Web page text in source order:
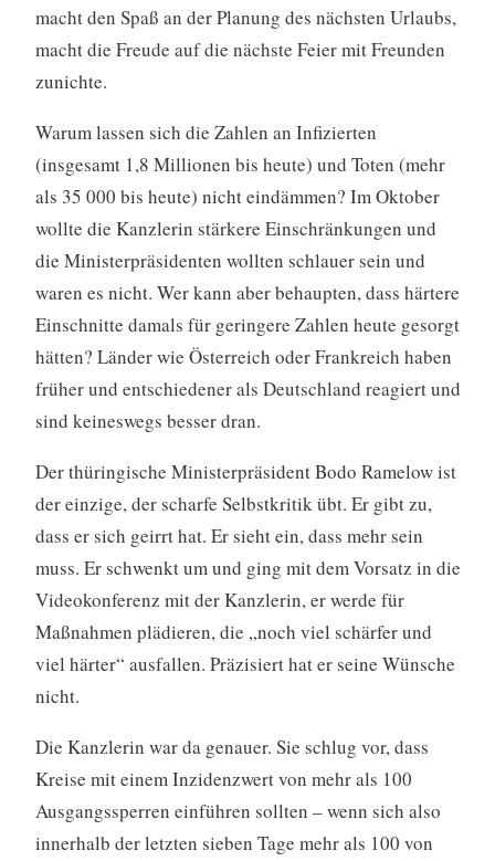
macht den Spaß an der Planung des nächsten Urlaubs,
macht die Freude auf die nächste Feier mit Freunden
zunichte.
Warum lassen sich die Zahlen an Infizierten
(insgesamt 1,8 Millionen bis heute) und Toten (mehr
als 35 000 bis heute) nicht eindämmen? Im Oktober
wollte die Kanzlerin stärkere Einschränkungen und
die Ministerpräsidenten wollten schlauer sein und
waren es nicht. Wer kann aber behaupten, dass härtere
Einschnitte damals für geringere Zahlen heute gesorgt
hätten? Länder wie Österreich oder Frankreich haben
früher und entschiedener als Deutschland reagiert und
sind keineswegs besser dran.
Der thüringische Ministerpräsident Bodo Ramelow ist
der einzige, der scharfe Selbstkritik übt. Er gibt zu,
dass er sich geirrt hat. Er sieht ein, dass mehr sein
muss. Er schwenkt um und ging mit dem Vorsatz in die
Videokonferenz mit der Kanzlerin, er werde für
Maßnahmen plädieren, die „noch viel schärfer und
viel härter“ ausfallen. Präzisiert hat er seine Wünsche
nicht.
Die Kanzlerin war da genauer. Sie schlug vor, dass
Kreise mit einem Inzidenzwert von mehr als 100
Ausgangssperren einführen sollten – wenn sich also
innerhalb der letzten sieben Tage mehr als 100 von